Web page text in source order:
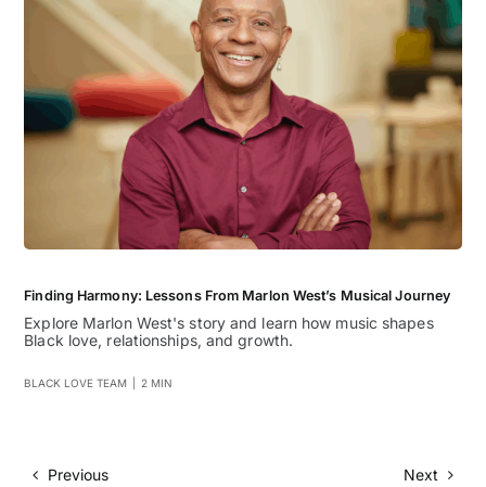
Finding Harmony: Lessons From Marlon West’s Musical Journey
Explore Marlon West's story and learn how music shapes
Black love, relationships, and growth.
BLACK LOVE TEAM 2 MIN
Previous Next